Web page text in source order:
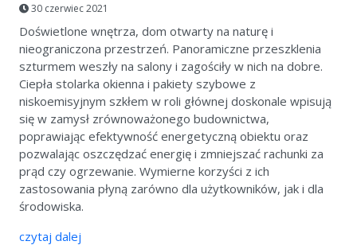
30 czerwiec 2021
Doświetlone wnętrza, dom otwarty na naturę i
nieograniczona przestrzeń. Panoramiczne przeszklenia
szturmem weszły na salony i zagościły w nich na dobre.
Ciepła stolarka okienna i pakiety szybowe z
niskoemisyjnym szkłem w roli głównej doskonale wpisują
się w zamysł zrównoważonego budownictwa,
poprawiając efektywność energetyczną obiektu oraz
pozwalając oszczędzać energię i zmniejszać rachunki za
prąd czy ogrzewanie. Wymierne korzyści z ich
zastosowania płyną zarówno dla użytkowników, jak i dla
środowiska.
czytaj dalej